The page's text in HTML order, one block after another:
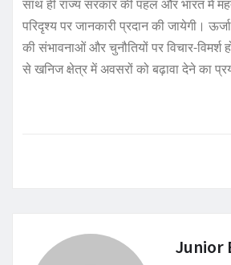
साथ ही राज्य सरकार की पहल और भारत में
परिदृश्य पर जानकारी प्रदान की जायेगी।
की संभावनाओं और चुनौतियों पर विचार-विमर्श
से खनिज क्षेत्र में अवसरों को बढ़ावा देने का
Junior